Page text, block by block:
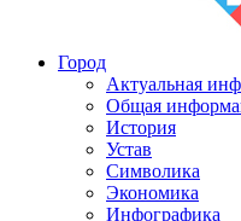
Город
Актуальная
Общая
История
Устав
Символика
Экономика
Инфографика